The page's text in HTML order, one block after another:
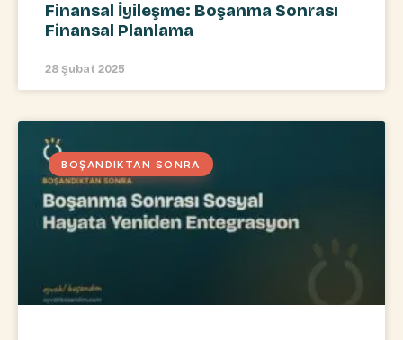
Finansal İyileşme: Boşanma Sonrası
Finansal Planlama
28 Şubat 2025
BOŞANDIKTAN SONRA